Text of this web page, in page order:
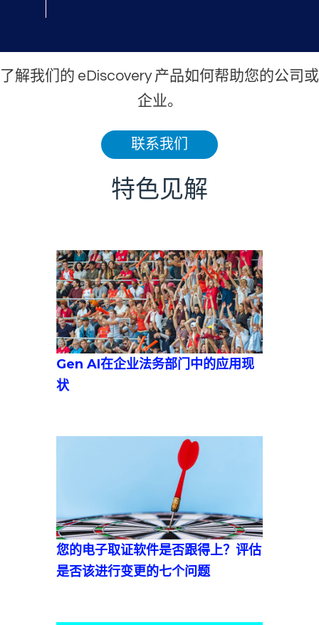
了解我们的 eDiscovery 产品如何帮助您的公司或
企业。
联系我们
特色见解
Gen AI在企业法务部门中的应用现
状
您的电子取证软件是否跟得上？评估
是否该进行变更的七个问题